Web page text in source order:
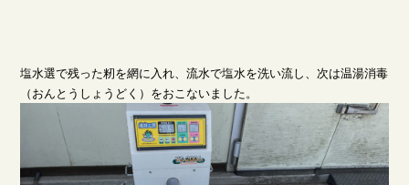
塩水選で残った籾を網に入れ、流水で塩水を洗い流し、次は温湯消毒
（おんとうしょうどく）をおこないました。